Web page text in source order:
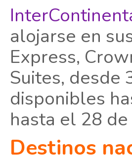
alojarse en
Express,
Suites, desde
disponibles
hasta el 28
Destinos